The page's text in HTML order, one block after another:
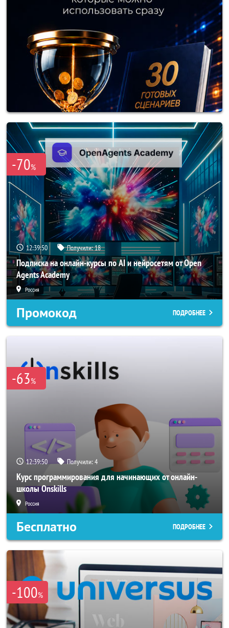
-70%
12:39:49 Получили:18
Подписка на онлайн-курсы по AI и нейросетям от Open
Agents Academy
Россия
Промокод ПОДРОБНЕЕ
-63%
12:39:49 Получили:4
Курс программирования для начинающих от онлайн-
школы Onskills
Россия
Бесплатно ПОДРОБНЕЕ
-100%